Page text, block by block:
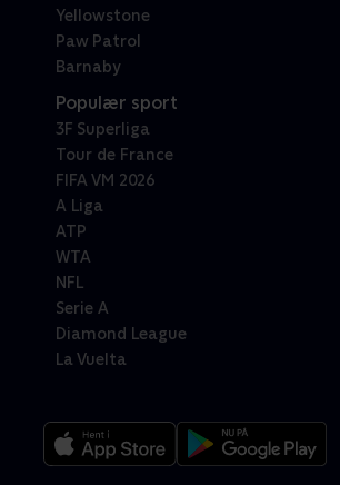
Yellowstone
Paw Patrol
Barnaby
Populær sport
3F Superliga
Tour de France
FIFA VM 2026
A Liga
ATP
WTA
NFL
Serie A
Diamond League
La Vuelta